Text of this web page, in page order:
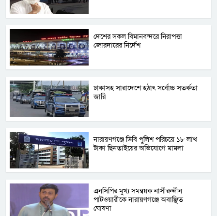
দেশের সকল বিমানবন্দরে নিরাপত্তা
জোরদারের নির্দেশ
ঢাকাসহ সারাদেশে হঠাৎ সর্বোচ্চ সতর্কতা
জা‌রি
নারায়ণগঞ্জে ডিবি পুলিশ পরিচয়ে ১৮ লাখ
টাকা ছিনতাইয়ের অভিযোগে মামলা
এনসিপির মুখ্য সমন্বয়ক নাসীরুদ্দীন
পাটওয়ারীকে নারায়ণগঞ্জে অবাঞ্ছিত
ঘোষণা